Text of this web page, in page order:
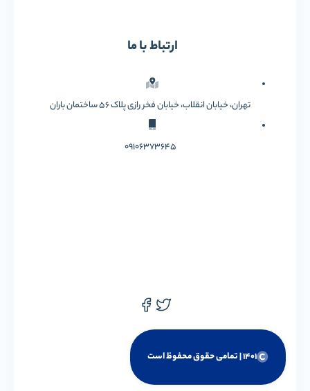
ارتباط با ما
تهران، خیابان انقلاب، خیابان فخر رازی پلاک 56 ساختمان باران
1401 | تمامی حقوق محفوظ است